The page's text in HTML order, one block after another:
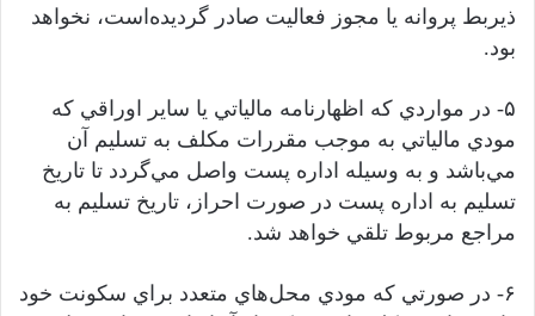
ذيربط پروانه يا مجوز فعاليت صادر گرديده‌است، نخواهد
بود.
۵- در مواردي که اظهارنامه مالياتي يا ساير اوراقي که
مودي مالياتي به موجب مقررات مکلف به تسليم آن
مي‌باشد و به وسيله اداره پست واصل مي‌گردد تا تاريخ
تسليم به اداره پست در صورت احراز، تاريخ تسليم به
مراجع مربوط تلقي خواهد شد.
۶- در صورتي که مودي محل‌هاي متعدد براي سکونت خود